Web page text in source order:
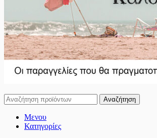
Αναζήτηση
Μενου
Κατηγορίες